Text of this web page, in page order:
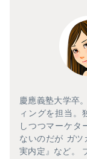
慶應義塾大学卒
ィングを担当。
しつつマーケタ
ないのだが ガツ
実内定』など。